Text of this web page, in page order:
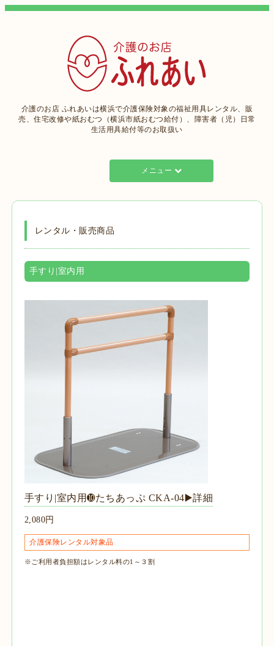
介護のお店 ふれあいは横浜で介護保険対象の福祉用具レンタル、販
売、住宅改修や紙おむつ（横浜市紙おむつ給付）、障害者（児）日常
生活用具給付等のお取扱い
メニュー
レンタル・販売商品
手すり|室内用
手すり|室内用➓たちあっぷ CKA-04▶️詳細
2,080円
介護保険レンタル対象品
※ご利用者負担額はレンタル料の1～３割